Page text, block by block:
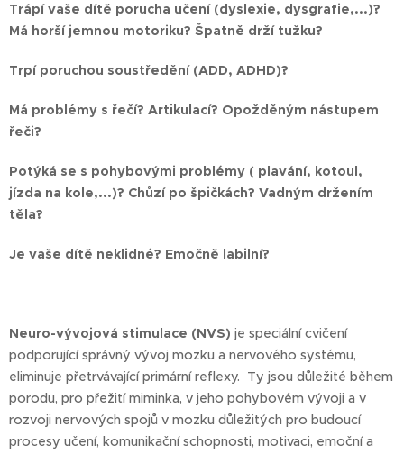
Trápí vaše dítě porucha učení (dyslexie, dysgrafie,...)?
Má horší jemnou motoriku? Špatně drží tužku?
Trpí poruchou soustředění (ADD, ADHD)?
Má problémy s řečí? Artikulací? Opožděným nástupem
řeči?
Potýká se s pohybovými problémy ( plavání, kotoul,
jízda na kole,...)? Chůzí po špičkách? Vadným držením
těla?
Je vaše dítě neklidné? Emočně labilní?
Neuro-vývojová stimulace (NVS) je speciální cvičení
podporující správný vývoj mozku a nervového systému,
eliminuje přetrvávající primární reflexy. Ty jsou důležité během
porodu, pro přežití miminka, v jeho pohybovém vývoji a v
rozvoji nervových spojů v mozku důležitých pro budoucí
procesy učení, komunikační schopnosti, motivaci, emoční a